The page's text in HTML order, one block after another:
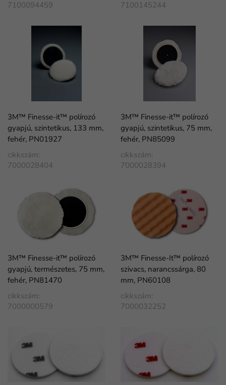
7100094459
7100145244
3M™ Finesse-it™ polírozó
gyapjú, szintetikus, 133 mm,
fehér, PN01927
cikkszám:
7000028404
3M™ Finesse-it™ polírozó
gyapjú, szintetikus, 75 mm,
fehér, PN85099
cikkszám:
7000028394
3M™ Finesse-it™ polírozó
gyapjú, természetes, 75 mm,
fehér, PN81470
cikkszám:
7000000579
3M™ Finesse-It™ polírozó
szivacs, narancssárga, 80
mm, PN60108
cikkszám:
7000032252